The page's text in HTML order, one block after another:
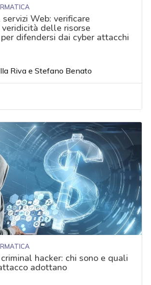
servizi Web: verificare
delle risorse
difendersi dai cyber attacchi
Riva eStefano Benato
hacker: chi sono e quali
adottano